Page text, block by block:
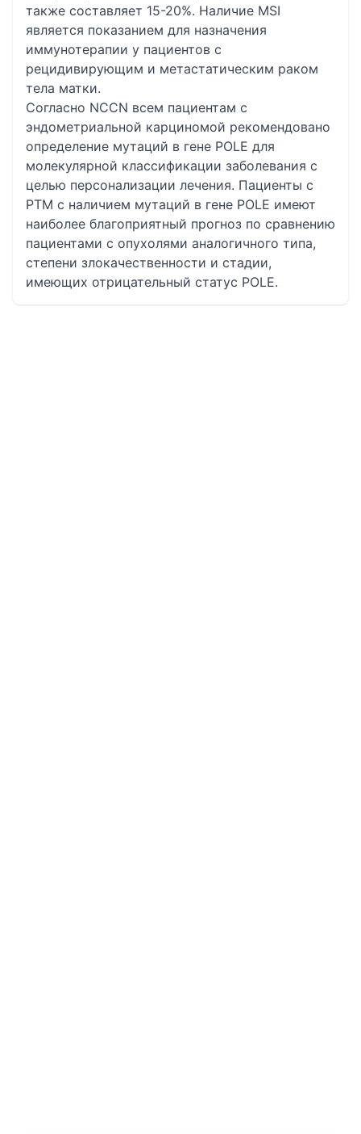
также составляет 15-20%. Наличие MSI
является показанием для назначения
иммунотерапии у пациентов с
рецидивирующим и метастатическим раком
тела матки.
Согласно NCCN всем пациентам с
эндометриальной карциномой рекомендовано
определение мутаций в гене POLE для
молекулярной классификации заболевания с
целью персонализации лечения. Пациенты с
РТМ с наличием мутаций в гене POLE имеют
наиболее благоприятный прогноз по сравнению
пациентами с опухолями аналогичного типа,
степени злокачественности и стадии,
имеющих отрицательный статус POLE.